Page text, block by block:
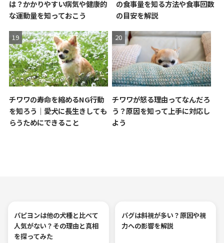
は？かかりやすい病気や健康的
な運動量を知っておこう
の食事量を知る方法や食事回数
の目安を解説
チワワの寿命を縮めるNG行動
を知ろう｜愛犬に長生きしても
らうためにできること
チワワが怒る理由ってなんだろ
う？原因を知って上手に対応し
よう
パピヨンは他の犬種と比べて
人気がない？その理由と真相
を探ってみた
パグは斜視が多い？原因や視
力への影響を解説